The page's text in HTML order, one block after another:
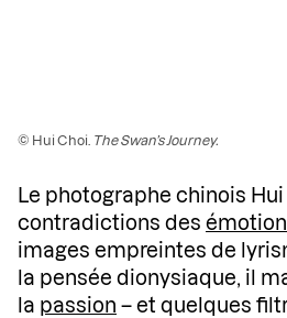
© Hui Choi. The Swan’s Journey.
Le photographe chinois
contradictions des
images empreintes de
la pensée dionysiaque, il
la passion – et quelques